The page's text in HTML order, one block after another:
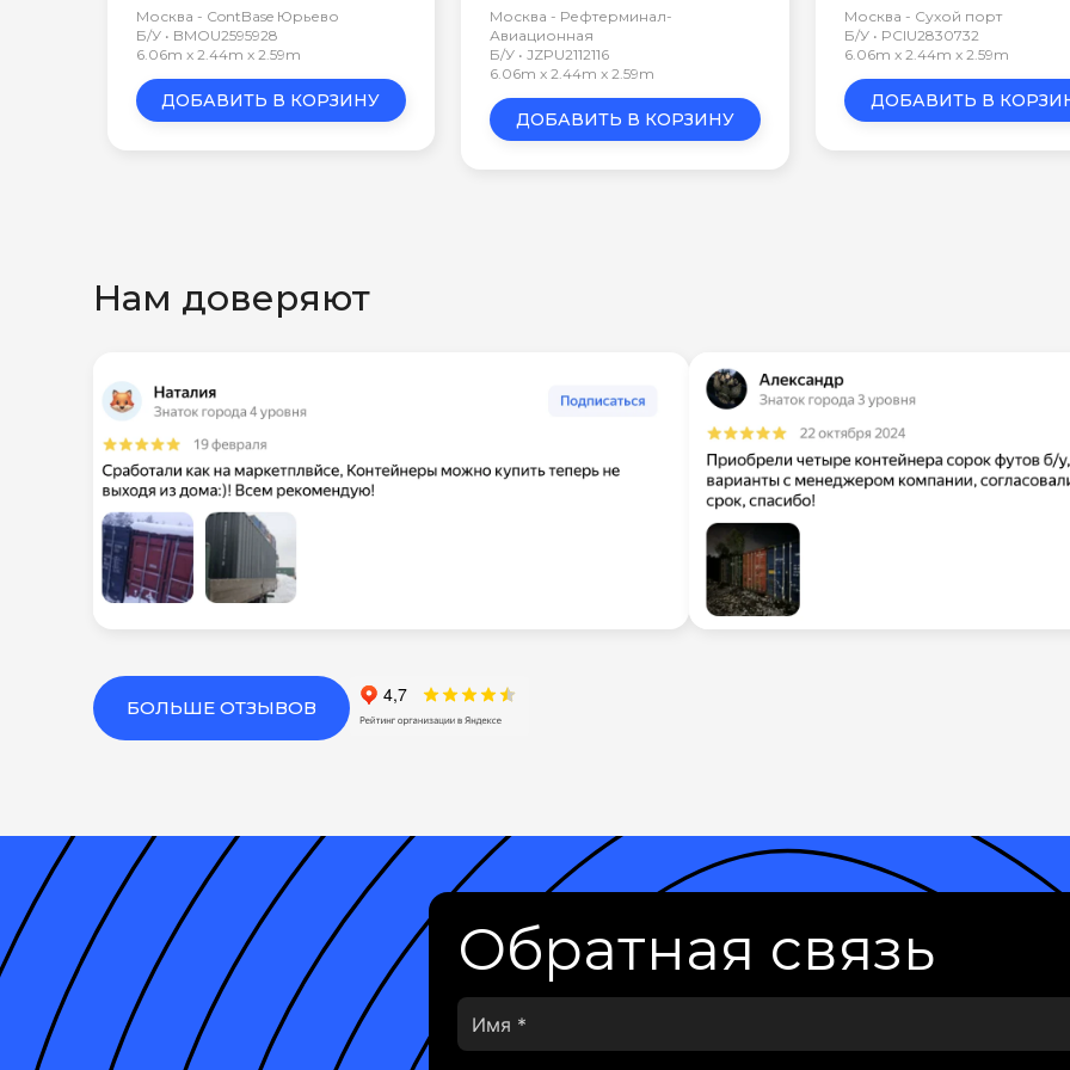
Москва - ContBase Юрьево
Б/У • BMOU2595928
6.06m x 2.44m x 2.59m
ДОБАВИТЬ В КОРЗИНУ
Москва - Рефтерминал-
Авиационная
Б/У • JZPU2112116
6.06m x 2.44m x 2.59m
ДОБАВИТЬ В КОРЗИНУ
Москва - Сухой порт
Б/У • PCIU2830732
6.06m x 2.44m x 2.59m
ДОБАВИТЬ В
Нам доверяют
БОЛЬШЕ ОТЗЫВОВ
Обратная связь